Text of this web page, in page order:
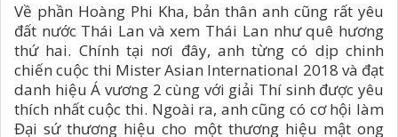
Về phần Hoàng Phi Kha, bản thân anh cũng rất yêu
đất nước Thái Lan và xem Thái Lan như quê hương
thứ hai. Chính tại nơi đây, anh từng có dịp chinh
chiến cuộc thi Mister Asian International 2018 và đạt
danh hiệu Á vương 2 cùng với giải Thí sinh được yêu
thích nhất cuộc thi. Ngoài ra, anh cũng có cơ hội làm
Đại sứ thương hiệu cho một thương hiệu mật ong